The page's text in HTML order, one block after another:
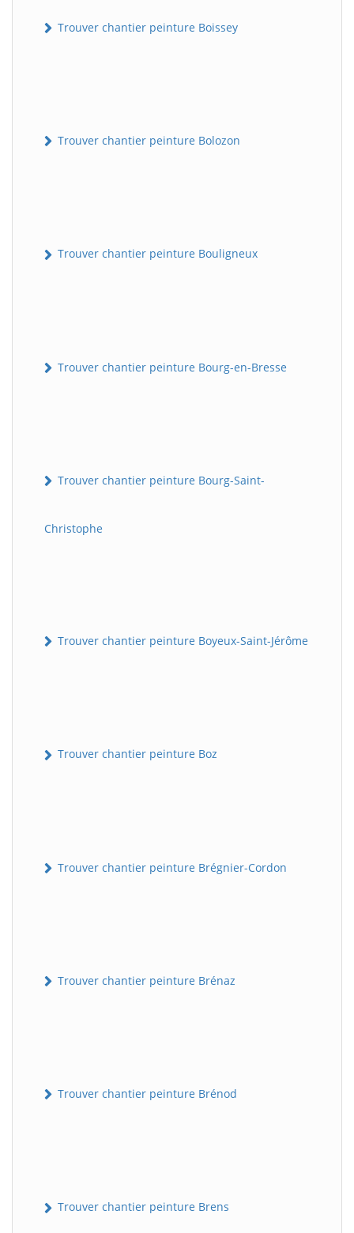
Trouver chantier peinture Boissey
Trouver chantier peinture Bolozon
Trouver chantier peinture Bouligneux
Trouver chantier peinture Bourg-en-Bresse
Trouver chantier peinture Bourg-Saint-
Christophe
Trouver chantier peinture Boyeux-Saint-Jérôme
Trouver chantier peinture Boz
Trouver chantier peinture Brégnier-Cordon
Trouver chantier peinture Brénaz
Trouver chantier peinture Brénod
Trouver chantier peinture Brens